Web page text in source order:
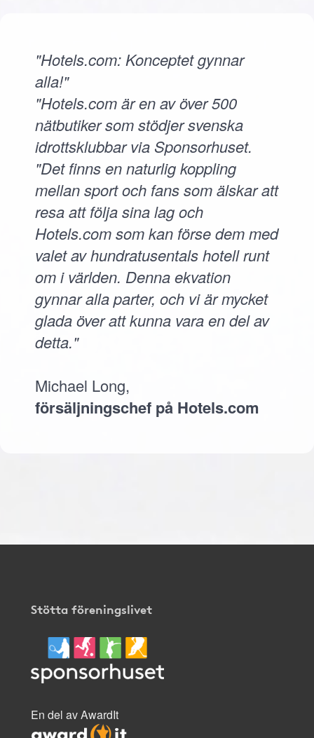
"Hotels.com: Konceptet gynnar
alla!"
"Hotels.com är en av över 500
nätbutiker som stödjer svenska
idrottsklubbar via Sponsorhuset.
"Det finns en naturlig koppling
mellan sport och fans som älskar att
resa att följa sina lag och
Hotels.com som kan förse dem med
valet av hundratusentals hotell runt
om i världen. Denna ekvation
gynnar alla parter, och vi är mycket
glada över att kunna vara en del av
detta."
Michael Long,
försäljningschef på Hotels.com
Stötta föreningslivet
En del av AwardIt